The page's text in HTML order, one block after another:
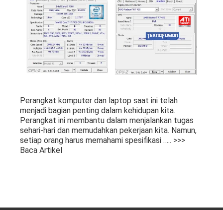
Perangkat komputer dan laptop saat ini telah
menjadi bagian penting dalam kehidupan kita.
Perangkat ini membantu dalam menjalankan tugas
sehari-hari dan memudahkan pekerjaan kita. Namun,
setiap orang harus memahami spesifikasi ….. >>>
Baca Artikel